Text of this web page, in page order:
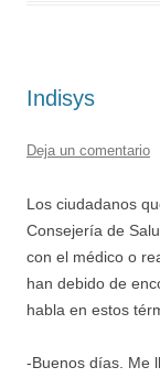
Indisys
Deja un comentario
Los ciudadanos
Consejería de
con el médico o
han debido de
habla en estos
-Buenos días. Me